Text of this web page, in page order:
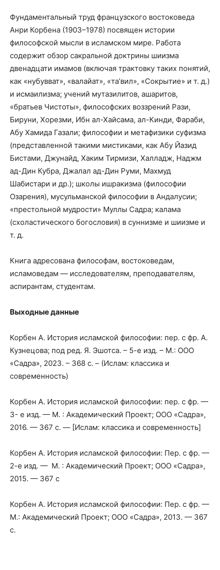
Фундаментальный труд французского востоковеда
Анри Корбена (1903–1978) посвящен истории
философской мысли в исламском мире. Работа
содержит обзор сакральной доктрины шиизма
двенадцати имамов (включая трактовку таких понятий,
как «нубувват», «валайат», «та’вил», «Сокрытие» и т. д.)
и исмаилизма; учений мутазилитов, ашаритов,
«братьев Чистоты», философских воззрений Рази,
Бируни, Хорезми, Ибн ал-Хайсама, ал-Кинди, Фараби,
Абу Хамида Газали; философии и метафизики суфизма
(представленной такими мистиками, как Абу Йазид
Бистами, Джунайд, Хаким Тирмизи, Халладж, Наджм
ад-Дин Кубра, Джалал ад-Дин Руми, Махмуд
Шабистари и др.); школы ишракизма (философии
Озарения), мусульманской философии в Андалусии;
«престольной мудрости» Муллы Садра; калама
(схоластического богословия) в суннизме и шиизме и
т. д.
Книга адресована философам, востоковедам,
исламоведам — исследователям, преподавателям,
аспирантам, студентам.
Выходные данные
Корбен А. История исламской философии: пер. с фр. А.
Кузнецова; под ред. Я. Эшотса. – 5-е изд. – М.: ООО
«Садра», 2023. – 368 с. – (Ислам: классика и
современность)
Корбен А. История исламской философии: пер. с фр. —
3- е изд. — М. : Академический Проект; ООО «Садра»,
2016. — 367 с. — [Ислам: классика и современность]
Корбен А. История исламской философии: Пер. с фр. —
2-е изд. — М. : Академический Проект; ООО «Садра»,
2015. — 367 с
Корбен А. История исламской философии: Пер. с фр. —
М.: Академический Проект; ООО «Садра», 2013. — 367
с.